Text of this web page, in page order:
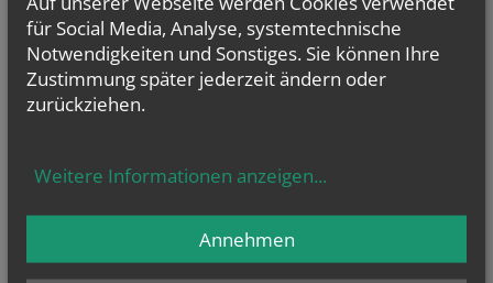
Presse
Shop
für Social Media, Analyse, systemtechnische
Notwendigkeiten und Sonstiges. Sie können Ihre
Zustimmung später jederzeit ändern oder
zurückziehen.
Weitere Informationen anzeigen...
Annehmen